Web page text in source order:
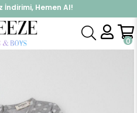
Kap, Hemen Üye Ol!
0
Uzun Kol Elbise